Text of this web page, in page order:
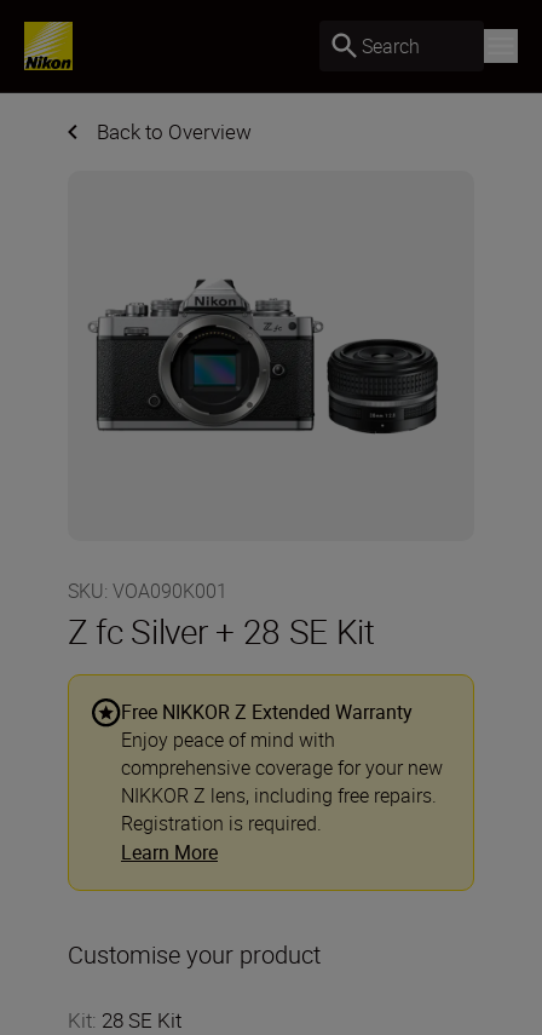
Search
Back to Overview
SKU: VOA090K001
Z fc Silver + 28 SE Kit
Free NIKKOR Z Extended Warranty
Enjoy peace of mind with
comprehensive coverage for your new
NIKKOR Z lens, including free repairs.
Registration is required.
Learn More
Customise your product
Kit: 28 SE Kit